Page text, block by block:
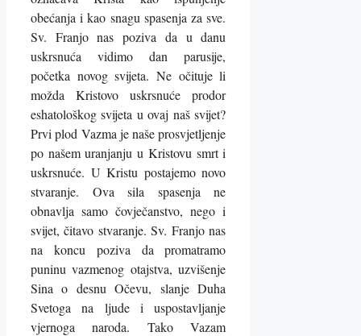
obećanja i kao snagu spasenja za sve.
Sv. Franjo nas poziva da u danu
uskrsnuća vidimo dan parusije,
početka novog svijeta. Ne očituje li
možda Kristovo uskrsnuće prodor
eshatološkog svijeta u ovaj naš svijet?
Prvi plod Vazma je naše prosvjetljenje
po našem uranjanju u Kristovu smrt i
uskrsnuće. U Kristu postajemo novo
stvaranje. Ova sila spasenja ne
obnavlja samo čovječanstvo, nego i
svijet, čitavo stvaranje. Sv. Franjo nas
na koncu poziva da promatramo
puninu vazmenog otajstva, uzvišenje
Sina o desnu Očevu, slanje Duha
Svetoga na ljude i uspostavljanje
vjernoga naroda. Tako Vazam